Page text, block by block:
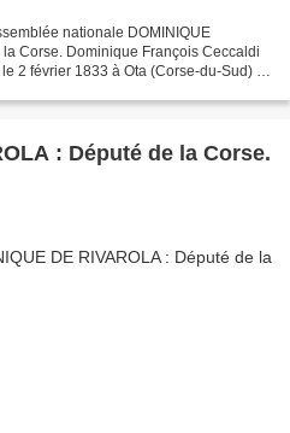
nationale DOMINIQUE
Corse. Dominique François Ceccaldi
2 février 1833 à Ota (Corse-du-Sud) et
: Député de la Corse.